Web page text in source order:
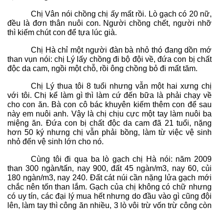
Chị Vân nói chồng chị ấy mất rồi. Lò gạch có 20 nữ,
đều là đơn thân nuôi con. Người chồng chết, người nhỡ
thì kiếm chút con để tựa lúc già.
Chị Hà chỉ một người đàn bà nhỏ thó đang dồn mớ
than vụn nói: chị Lý lấy chồng đi bộ đội về, đứa con bị chất
độc da cam, ngồi một chỗ, rồi ông chồng bỏ đi mất tăm.
Chị Lý thua tôi 8 tuổi nhưng vẫn một hai xưng chị
với tôi. Chị kể làm gì thì làm cứ đến bữa là phải chạy về
cho con ăn. Bà con cô bác khuyên kiếm thêm con để sau
này em nuôi anh. Vậy là chị chịu cực một tay làm nuôi ba
miệng ăn. Đứa con bị chất độc da cam đã 21 tuổi, nặng
hơn 50 ký nhưng chị vẫn phải bồng, làm từ việc vệ sinh
nhỏ đến vệ sinh lớn cho nó.
Cùng tôi đi qua ba lò gạch chị Hà nói: năm 2009
than 300 ngàn/tấn, nay 900, đất 45 ngàn/m3, nay 60, củi
180 ngàn/m3, nay 240. Đất cát núi cần nặng lửa gạch mới
chắc nên tốn than lắm. Gạch của chị không có chữ nhưng
có uy tín, các đại lý mua hết nhưng do đầu vào gì cũng đội
lên, làm tay thì công ăn nhiều, 3 lò vôi trừ vốn trừ công còn